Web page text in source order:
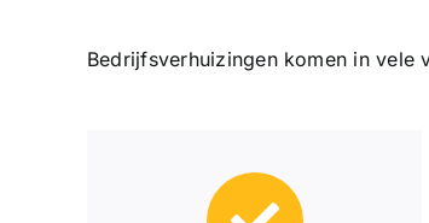
Bedrijfsverhuizingen komen in vele